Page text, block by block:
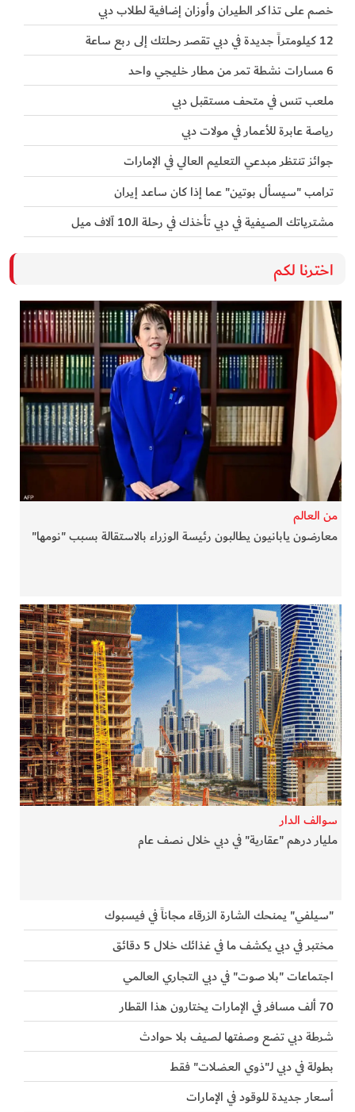
خصم على تذاكر الطيران وأوزان إضافية لطلاب دبي
12 كيلومتراً جديدة في دبي تقصر رحلتك إلى ربع ساعة
6 مسارات نشطة تمر من مطار خليجي واحد
ملعب تنس في متحف مستقبل دبي
رياصة عابرة للأعمار في مولات دبي
جوائز تنتظر مبدعي التعليم العالي في الإمارات
ترامب "سيسأل بوتين" عما إذا كان ساعد إيران
مشترياتك الصيفية في دبي تأخذك في رحلة الـ10 آلاف ميل
اخترنا لكم
من العالم
معارضون يابانيون يطالبون رئيسة الوزراء بالاستقالة بسبب "نومها"
سوالف الدار
مليار درهم "عقارية" في دبي خلال نصف عام
"سيلفي" يمنحك الشارة الزرقاء مجاناً في فيسبوك
مختبر في دبي يكشف ما في غذائك خلال 5 دقائق
اجتماعات "بلا صوت" في دبي التجاري العالمي
70 ألف مسافر في الإمارات يختارون هذا القطار
شرطة دبي تضع وصفتها لصيف بلا حوادث
بطولة في دبي لـ"ذوي العضلات" فقط
أسعار جديدة للوقود في الإمارات